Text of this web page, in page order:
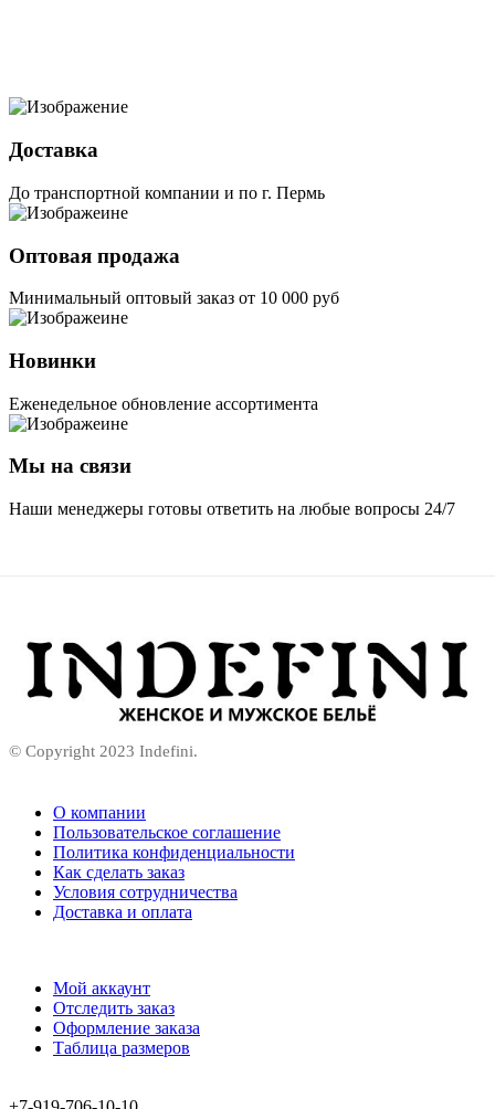
Доставка
До транспортной компании и по г. Пермь
Оптовая продажа
Минимальный оптовый заказ от 10 000 руб
Новинки
Еженедельное обновление ассортимента
Мы на связи
Наши менеджеры готовы ответить на любые вопросы 24/7
© Copyright 2023 Indefini.
О компании
Пользовательское соглашение
Политика конфиденциальности
Как сделать заказ
Условия сотрудничества
Доставка и оплата
Мой аккаунт
Отследить заказ
Оформление заказа
Таблица размеров